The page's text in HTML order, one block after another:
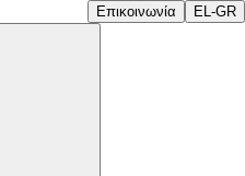
Επικοινωνία EL-GR